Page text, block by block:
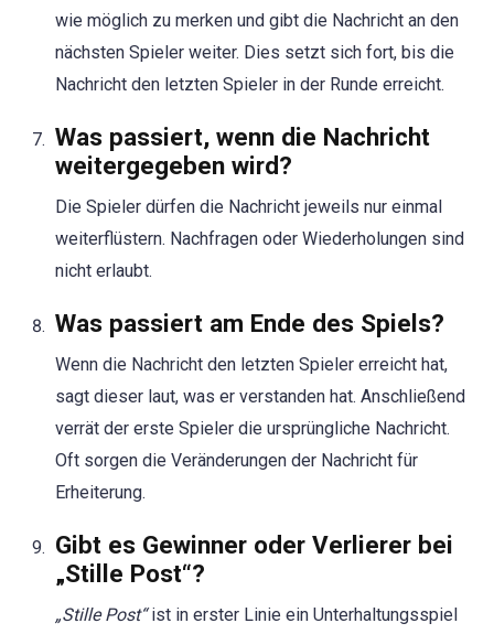
wie möglich zu merken und gibt die Nachricht an den
nächsten Spieler weiter. Dies setzt sich fort, bis die
Nachricht den letzten Spieler in der Runde erreicht.
Was passiert, wenn die Nachricht
weitergegeben wird?
Die Spieler dürfen die Nachricht jeweils nur einmal
weiterflüstern. Nachfragen oder Wiederholungen sind
nicht erlaubt.
Was passiert am Ende des Spiels?
Wenn die Nachricht den letzten Spieler erreicht hat,
sagt dieser laut, was er verstanden hat. Anschließend
verrät der erste Spieler die ursprüngliche Nachricht.
Oft sorgen die Veränderungen der Nachricht für
Erheiterung.
Gibt es Gewinner oder Verlierer bei
„Stille Post“?
„Stille Post“ist in erster Linie ein Unterhaltungsspiel